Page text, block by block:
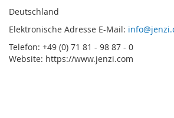
Deutschland
Elektronische Adresse E-Mail:
Telefon: +49 (0) 71 81 - 98 87 - 0
Website: https://www.jenzi.com